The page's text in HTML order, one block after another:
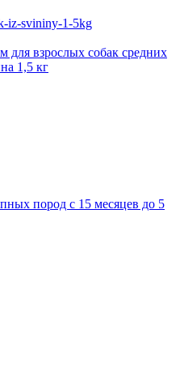
для взрослых собак средних
1,5 кг
пород с 15 месяцев до 5